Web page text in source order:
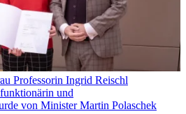
Professorin Ingrid Reischl
und
von Minister Martin Polaschek